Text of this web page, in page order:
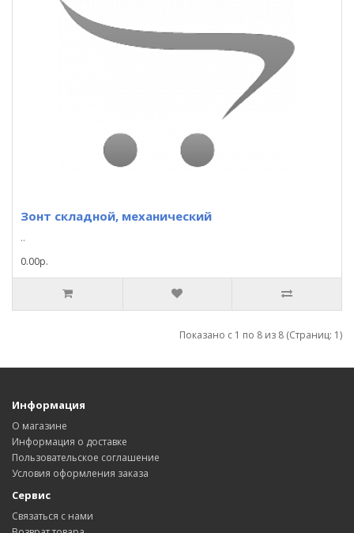
Зонт складной, механический
..
0.00р.
Показано с 1 по 8 из 8 (Страниц: 1)
Информация
О магазине
Информация о доставке
Пользовательское соглашение
Условия оформления заказа
Сервис
Связаться с нами